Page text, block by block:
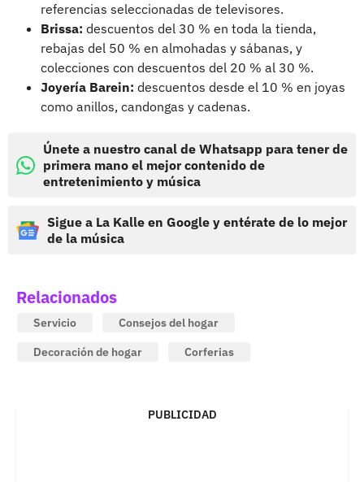
referencias seleccionadas de televisores.
Brissa: descuentos del 30 % en toda la tienda,
rebajas del 50 % en almohadas y sábanas, y
colecciones con descuentos del 20 % al 30 %.
Joyería Barein: descuentos desde el 10 % en joyas
como anillos, candongas y cadenas.
Únete a nuestro canal de Whatsapp para tener de
primera mano el mejor contenido de
entretenimiento y música
Sigue a La Kalle en Google y entérate de lo mejor
de la música
Relacionados
Servicio
Consejos del hogar
Decoración de hogar
Corferias
PUBLICIDAD